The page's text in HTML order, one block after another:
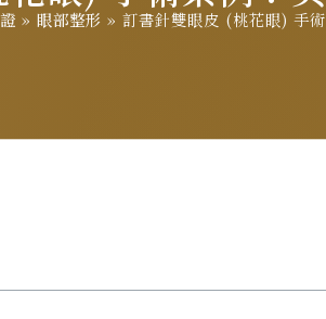
» 眼部整形 » 訂書針雙眼皮 (桃花眼) 手